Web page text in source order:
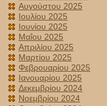
Αυγούστου 2025
Ιουλίου 2025
Ιουνίου 2025
Μαΐου 2025
Απριλίου 2025
Μαρτίου 2025
Φεβρουαρίου 2025
Ιανουαρίου 2025
Δεκεμβρίου 2024
Νοεμβρίου 2024